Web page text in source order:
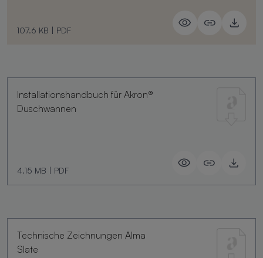
107.6 KB | PDF
Installationshandbuch für Akron®
Duschwannen
4.15 MB | PDF
Technische Zeichnungen Alma
Slate